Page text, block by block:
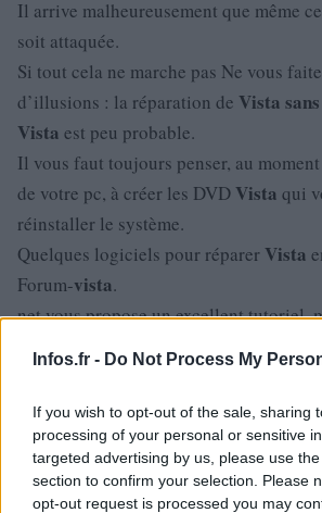
Infos.fr - Do Not Process My
If you wish to opt-out of the sale, sharing
processing of your personal or sensitive
targeted advertising by us, please use
section to confirm your selection. Please
opt-out request is processed you may
Il arrive malheureusement que même
soit attaquée.
Si tout cela ne marche pas Ne vous
d’illusions : la réparation de Vista sans
Vista est peu probable.
Il vous faut toujours penser, au
de votre pc, à créer les DVD Vista qui
réinstaller le système.
Quelques logiciels pour réparer Vista
Forum-vista.
net vous propose un excellent tutoriel,
préférable de faire confiance à vos
pouvez tenter d’emprunter le CD
connaissance, en vous assurant qu’il
même version que la vôtre (indiquée
Microsoft apposée sur votre pc).
L’activation se faisant bien sûr par